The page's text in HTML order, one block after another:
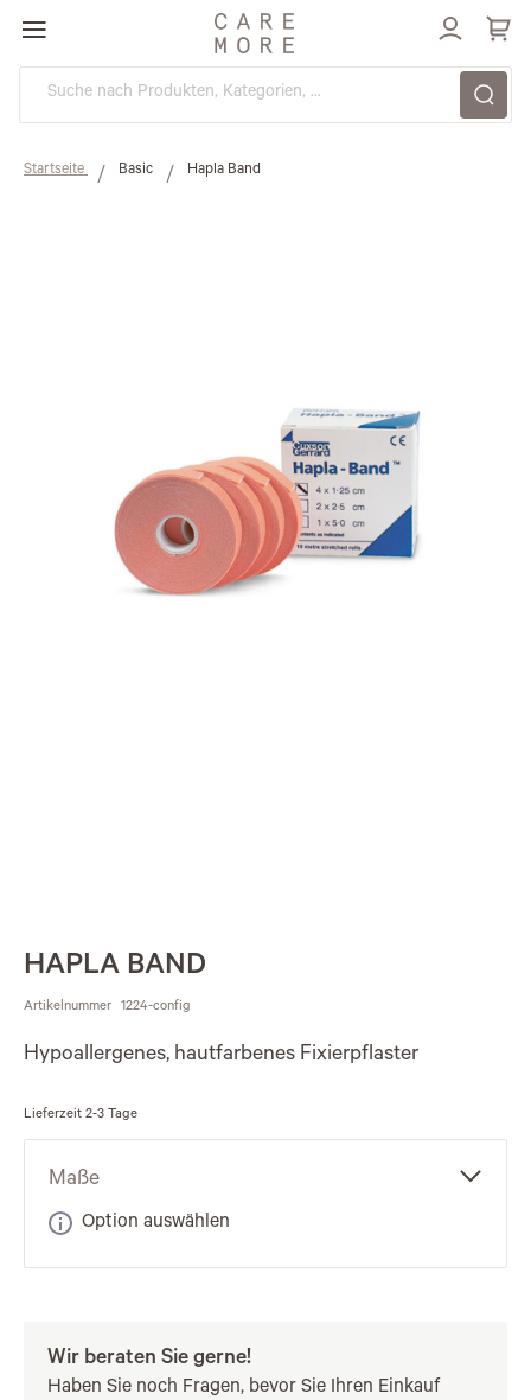
Direkt
zum
Inhalt
Startseite Basic Hapla Band
HAPLA BAND
Artikelnummer 1224-config
Hypoallergenes, hautfarbenes Fixierpflaster
Lieferzeit 2-3 Tage
Maße
Option auswählen
Wir beraten Sie gerne!
Haben Sie noch Fragen, bevor Sie Ihren Einkauf